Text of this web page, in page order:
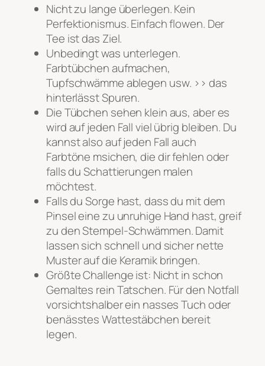
Nicht zu lange überlegen. Kein
Perfektionismus. Einfach flowen. Der
Tee ist das Ziel.
Unbedingt was unterlegen.
Farbtübchen aufmachen,
Tupfschwämme ablegen usw. >> das
hinterlässt Spuren.
Die Tübchen sehen klein aus, aber es
wird auf jeden Fall viel übrig bleiben. Du
kannst also auf jeden Fall auch
Farbtöne msichen, die dir fehlen oder
falls du Schattierungen malen
möchtest.
Falls du Sorge hast, dass du mit dem
Pinsel eine zu unruhige Hand hast, greif
zu den Stempel-Schwämmen. Damit
lassen sich schnell und sicher nette
Muster auf die Keramik bringen.
Größte Challenge ist: Nicht in schon
Gemaltes rein Tatschen. Für den Notfall
vorsichtshalber ein nasses Tuch oder
benässtes Wattestäbchen bereit
legen.